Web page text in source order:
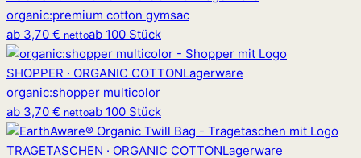
organic:premium cotton gymsac
ab 3,70 € nettoab 100 Stück
SHOPPER · ORGANIC COTTONLagerware
organic:shopper multicolor
ab 3,70 € nettoab 100 Stück
TRAGETASCHEN · ORGANIC COTTONLagerware